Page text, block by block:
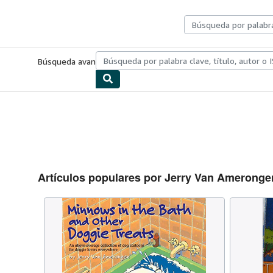
Búsqueda avanzadaColecciones Libros antiguosArte y
Artículos populares por Jerry Van